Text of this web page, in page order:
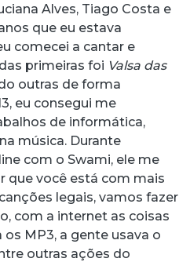
Alves, Tiago Costa e
que eu estava
comecei a cantar e
primeiras foi Valsa das
outras de forma
eu consegui me
de informática,
música. Durante
com o Swami, ele me
que você está com mais
legais, vamos fazer
com a internet as coisas
MP3, a gente usava o
outras ações do